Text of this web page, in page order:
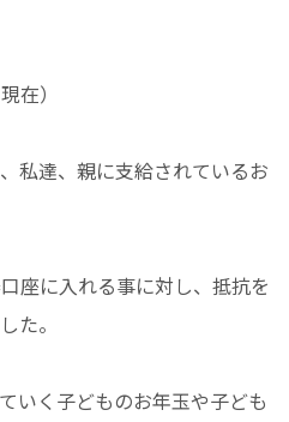
在）
私達、親に支給されているお
座に入れる事に対し、抵抗を
た。
いく子どものお年玉や子ども